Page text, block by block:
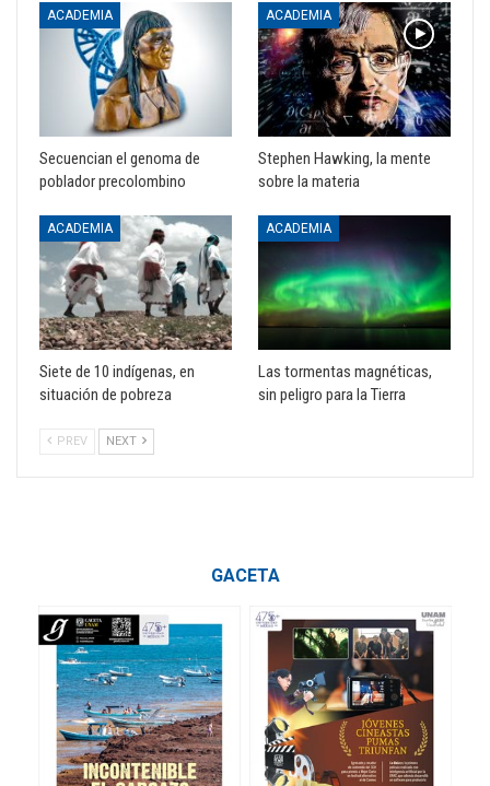
ACADEMIA
Secuencian el genoma de
poblador precolombino
ACADEMIA
Stephen Hawking, la mente
sobre la materia
ACADEMIA
Siete de 10 indígenas, en
situación de pobreza
ACADEMIA
Las tormentas magnéticas,
sin peligro para la Tierra
PREV NEXT
GACETA